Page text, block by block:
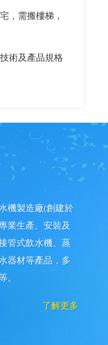
，需搬樓梯，
術及產品規格
機製造廠(創建於
業生產、安裝及
管式飲水機、蒸
器材等產品，多
。
了解更多